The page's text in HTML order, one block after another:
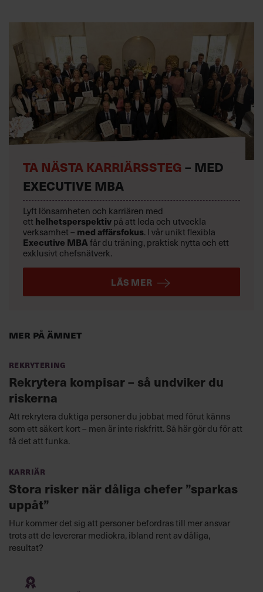
Mer på ämnet
Rekrytering
Rekrytera kompisar – så undviker du
riskerna
Att rekrytera duktiga personer du jobbat med förut känns
som ett säkert kort – men är inte riskfritt. Så här gör du för att
få det att funka.
Karriär
Stora risker när dåliga chefer ”sparkas
uppåt”
Hur kommer det sig att personer befordras till mer ansvar
trots att de levererar mediokra, ibland rent av dåliga,
resultat?
TA NÄSTA KARRIÄRSSTEG – MED
EXECUTIVE MBA
Lyft lönsamheten och karriären med
ett helhetsperspektivpå att leda och utveckla
verksamhet – med affärsfokus. I vår unikt flexibla
Executive MBAfår du träning, praktisk nytta och ett
exklusivt chefsnätverk.
LÄS MER